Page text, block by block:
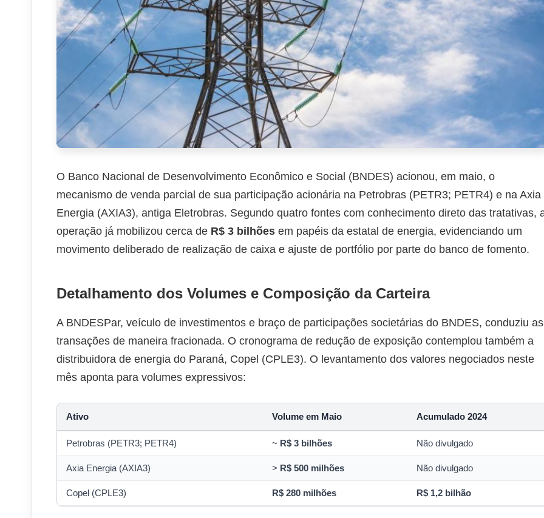
O Banco Nacional de Desenvolvimento Econômico e Social (BNDES) acionou, em maio, o
mecanismo de venda parcial de sua participação acionária na Petrobras (PETR3; PETR4) e na Axia
Energia (AXIA3), antiga Eletrobras. Segundo quatro fontes com conhecimento direto das tratativas,
operação já mobilizou cerca de R$ 3 bilhões em papéis da estatal de energia, evidenciando um
movimento deliberado de realização de caixa e ajuste de portfólio por parte do banco de fomento.
Detalhamento dos Volumes e Composição da Carteira
A BNDESPar, veículo de investimentos e braço de participações societárias do BNDES, conduziu as
transações de maneira fracionada. O cronograma de redução de exposição contemplou também a
distribuidora de energia do Paraná, Copel (CPLE3). O levantamento dos valores negociados neste
mês aponta para volumes expressivos:
Ativo Volume em Maio Acumulado 2024
Petrobras (PETR3; PETR4) ~ R$ 3 bilhões Não divulgado
Axia Energia (AXIA3) > R$ 500 milhões Não divulgado
Copel (CPLE3) R$ 280 milhões R$ 1,2 bilhão